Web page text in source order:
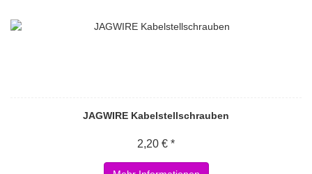
JAGWIRE Kabelstellschrauben
2,20 € *